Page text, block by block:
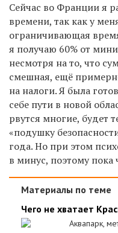
Сейчас во Франции я
времени, так как у
ограничивающая
я получаю 60% от
несмотря на то, что
смешная, ещё
на налоги. Я была
себе пути в новой
рвутся многие, будет
«подушку
года. Но при этом
в минус, поэтому
Материалы по теме
Чего не хватает
Аквапарк,